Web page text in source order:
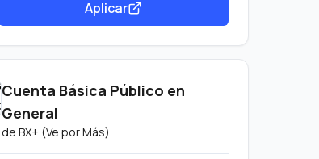
Aplicar
Cuenta Básica Público en
General
de BX+ (Ve por Más)